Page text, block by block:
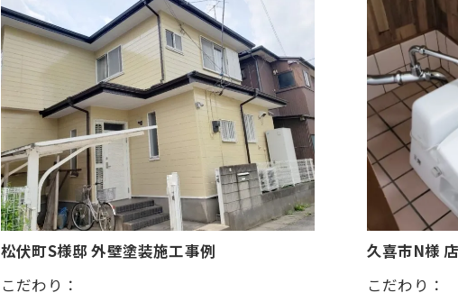
松伏町S様邸 外壁塗装施工事例
こだわり：
久喜市N様
こだわり：